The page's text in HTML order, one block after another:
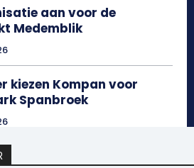
aan voor de
Medemblik
kiezen Kompan voor
Spanbroek